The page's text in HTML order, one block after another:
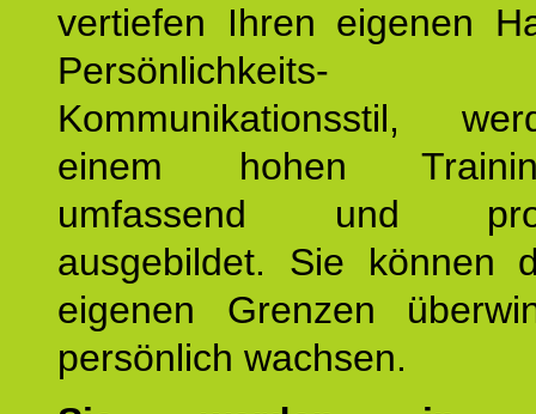
vertiefen Ihren eigenen
Kommunikationsstil,
einem hohen
umfassend und
ausgebildet. Sie können
eigenen Grenzen
persönlich wachsen.